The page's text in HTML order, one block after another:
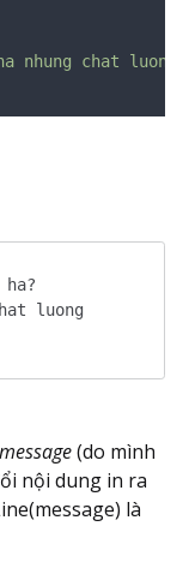
nhung chat luong
ha?
luong
message(do mình
nội dung in ra
là